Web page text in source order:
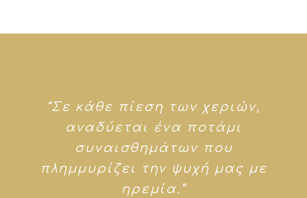
“Σε κάθε πίεση των χεριών,
αναδύεται ένα ποτάμι
συναισθημάτων που
πλημμυρίζει την ψυχή μας με
ηρεμία.”